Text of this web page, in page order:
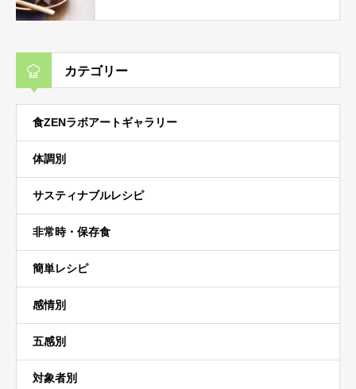
カテゴリー
食ZENラボアートギャラリー
体調別
サスティナブルレシピ
非常時・保存食
簡単レシピ
感情別
五感別
対象者別